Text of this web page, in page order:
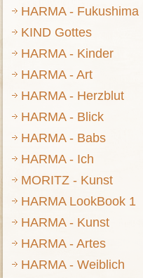
HARMA - Fukushima
KIND Gottes
HARMA - Kinder
HARMA - Art
HARMA - Herzblut
HARMA - Blick
HARMA - Babs
HARMA - Ich
MORITZ - Kunst
HARMA LookBook 1
HARMA - Kunst
HARMA - Artes
HARMA - Weiblich